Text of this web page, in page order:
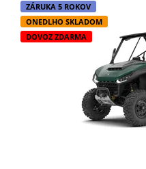
ZÁRUKA 5 ROKOV
ONEDLHO SKLADOM
DOVOZ ZDARMA